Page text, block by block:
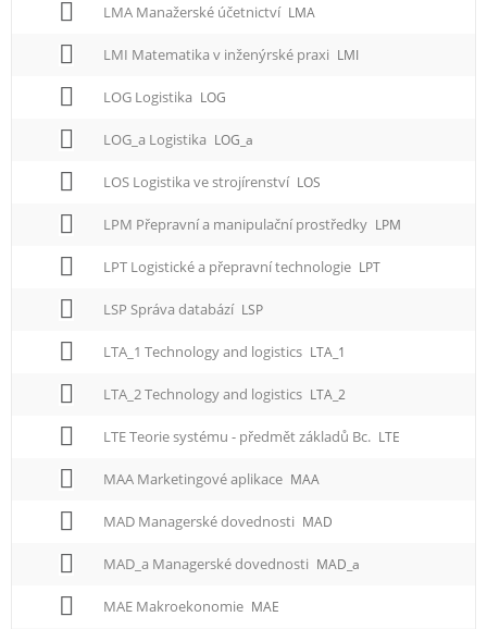
LMA Manažerské účetnictví LMA
LMI Matematika v inženýrské praxi LMI
LOG Logistika LOG
LOG_a Logistika LOG_a
LOS Logistika ve strojírenství LOS
LPM Přepravní a manipulační prostředky LPM
LPT Logistické a přepravní technologie LPT
LSP Správa databází LSP
LTA_1 Technology and logistics LTA_1
LTA_2 Technology and logistics LTA_2
LTE Teorie systému - předmět základů Bc. LTE
MAA Marketingové aplikace MAA
MAD Managerské dovednosti MAD
MAD_a Managerské dovednosti MAD_a
MAE Makroekonomie MAE